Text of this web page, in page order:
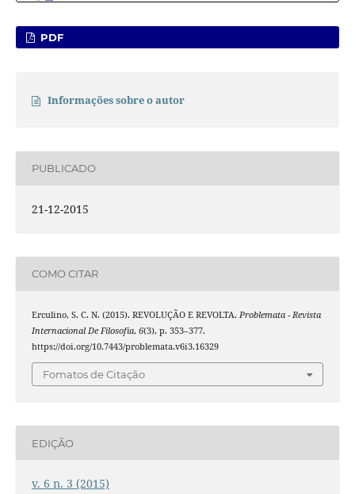
PDF
Informações sobre o autor
PUBLICADO
21-12-2015
COMO CITAR
Erculino, S. C. N. (2015). REVOLUÇÃO E REVOLTA. Problemata - Revista
Internacional De Filosofia, 6(3), p. 353–377.
https://doi.org/10.7443/problemata.v6i3.16329
Fomatos de Citação
EDIÇÃO
v. 6 n. 3 (2015)